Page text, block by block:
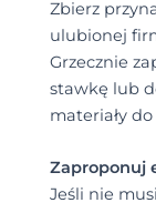
Zbierz
ulubionej
Grzecznie
stawkę lub
materiały
Zaproponuj
Jeśli nie